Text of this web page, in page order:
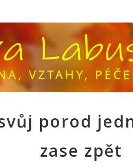
porod
zase zpět